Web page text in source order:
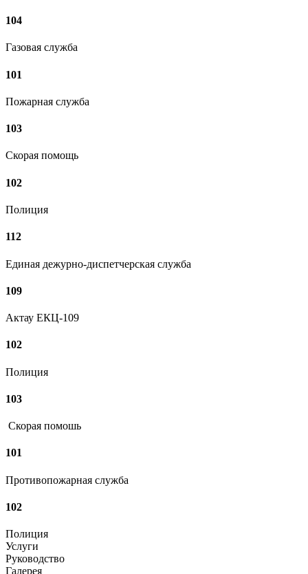
104
Газовая служба
101
Пожарная служба
103
Скорая помощь
102
Полиция
112
Единая дежурно-диспетчерская служба
109
Актау ЕКЦ-109
102
Полиция
103
Скорая помошь
101
Противопожарная служба
102
Полиция
Услуги
Руководство
Галерея